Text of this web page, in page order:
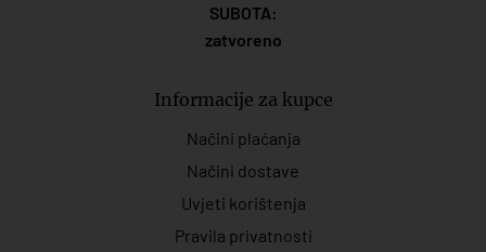
SUBOTA:
zatvoreno
Informacije za kupce
Načini plaćanja
Načini dostave
Uvjeti korištenja
Pravila privatnosti